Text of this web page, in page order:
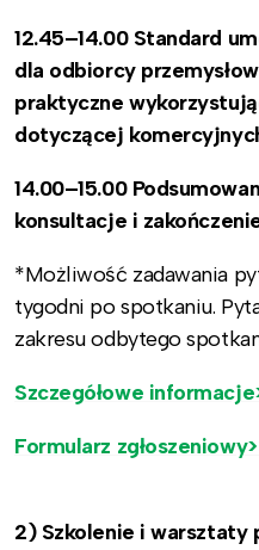
12.45–14.00 Standard
dla odbiorcy
praktyczne
dotyczącej
14.00–15.00
konsultacje i
*Możliwość zadawania
tygodni po spotkaniu.
zakresu odbytego
Szczegółowe
Formularz
2) Szkolenie i warsztaty